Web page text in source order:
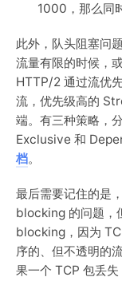
1000，那么同
此外，队头阻塞问
流量有限的时候，
HTTP/2 通过流优
流，优先级高的
端。有三种策略，
Exclusive 和
档。
最后需要记住的是
blocking 的问题，
blocking，因为
序的、但不透明的
果一个 TCP 包丢